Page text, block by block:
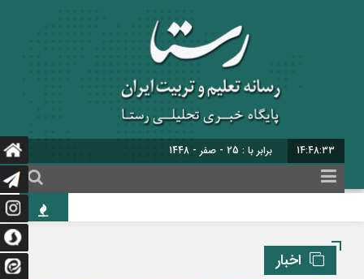
14:48:34 برابر با : 25 - صفر - 1448
سی‌ونهمین
اخبار